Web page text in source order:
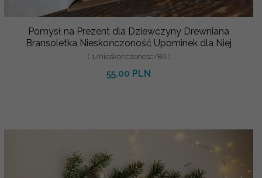
Pomysł na Prezent dla Dziewczyny Drewniana
Bransoletka Nieskończoność Upominek dla Niej
( 1/nieskonczonosc/BR )
55.00 PLN